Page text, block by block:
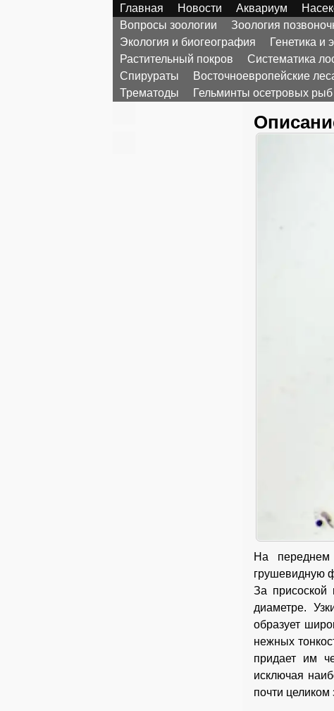
Главная Новости Аквариум
Вопросы зоологии
Зоология
Экология и биогеография
Генетика и
Растительный покров
Систематика
Спирураты
Восточноевропейские
Трематоды
Гельминты осетровых рыб
На переднем
грушевидную
За
диаметре.
образует
нежных
придает им
исключая
почти